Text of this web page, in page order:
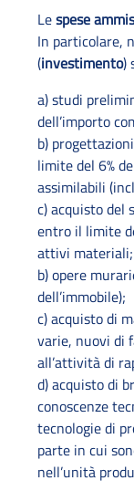
Lespese
In particolare,
(investimento)
a) studi
dell’importo
b)
limite del 6%
assimilabili
c) acquisto del
entro il limite
attivi materiali;
b) opere
dell’immobile);
c) acquisto di
varie, nuovi di
all’attività di
d) acquisto di
conoscenze
tecnologie di
parte in cui
nell’unità